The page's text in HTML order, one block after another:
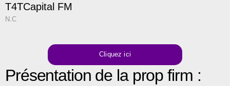
T4TCapital FM
N.C
Cliquez ici
Présentation de la prop firm :